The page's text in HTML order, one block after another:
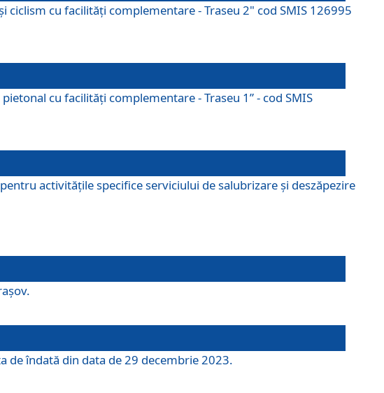
cu facilități complementare - Traseu 2" cod SMIS 126995
cu facilităţi complementare - Traseu 1” - cod SMIS
activitățile specifice serviciului de salubrizare și deszăpezire
de îndată din data de 29 decembrie 2023.